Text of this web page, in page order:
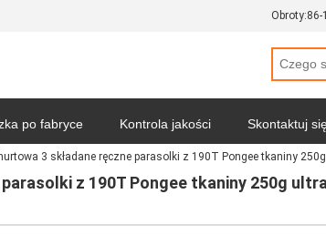
Obroty:
po fabryce Kontrola jakości Skontaktuj
prywatności Wszystkie przypadki
3 składane ręczne parasolki z 190T Pongee tkaniny
z 190T Pongee tkaniny 250g